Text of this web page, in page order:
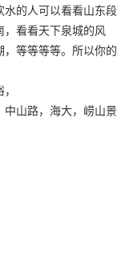
的人可以看看山东段
，看看天下泉城的风
等等等等。所以你的
山路，海大，崂山景